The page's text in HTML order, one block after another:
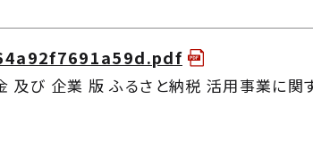
及び 企業 版 ふるさと納税 活用事業に